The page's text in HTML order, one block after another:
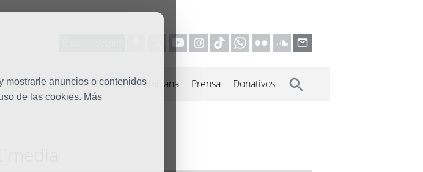
mostrarle anuncios o contenidos
de las cookies. Más
Vocaciones Familia Dominicana Prensa Donativos